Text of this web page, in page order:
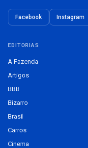
Facebook Instagram
EDITORIAS
A Fazenda
Artigos
BBB
Bizarro
Brasil
Carros
Cinema